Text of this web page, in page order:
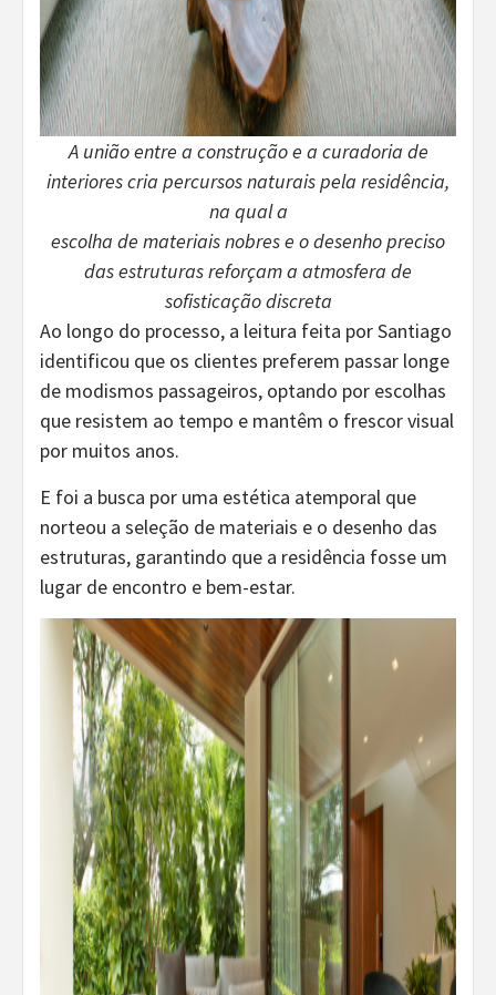
A união entre a construção e a curadoria de
interiores cria percursos naturais pela residência,
na qual a
escolha de materiais nobres e o desenho preciso
das estruturas reforçam a atmosfera de
sofisticação discreta
Ao longo do processo, a leitura feita por Santiago
identificou que os clientes preferem passar longe
de modismos passageiros, optando por escolhas
que resistem ao tempo e mantêm o frescor visual
por muitos anos.
E foi a busca por uma estética atemporal que
norteou a seleção de materiais e o desenho das
estruturas, garantindo que a residência fosse um
lugar de encontro e bem-estar.